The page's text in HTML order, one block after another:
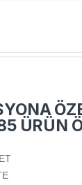
ÜRÜN